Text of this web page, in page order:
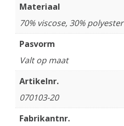
Materiaal
70% viscose, 30% polyester
Pasvorm
Valt op maat
Artikelnr.
070103-20
Fabrikantnr.